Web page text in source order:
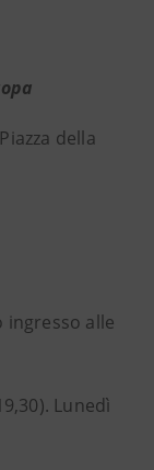
della
ingresso alle
Lunedì